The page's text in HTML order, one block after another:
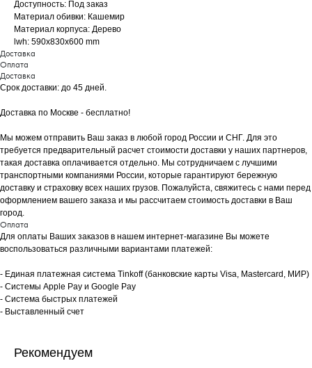
Доступность: Под заказ
Материал обивки: Кашемир
Материал корпуса: Дерево
lwh: 590x830x600 mm
Доставка
Оплата
Доставка
Срок доставки: до 45 дней.
Доставка по Москве - бесплатно!
Мы можем отправить Ваш заказ в любой город России и СНГ. Для это
требуется предварительный расчет стоимости доставки у наших партнеров,
такая доставка оплачивается отдельно. Мы сотрудничаем с лучшими
транспортными компаниями России, которые гарантируют бережную
доставку и страховку всех наших грузов. Пожалуйста, свяжитесь с нами перед
оформлением вашего заказа и мы рассчитаем стоимость доставки в Ваш
город.
Оплата
Для оплаты Ваших заказов в нашем интернет-магазине Вы можете
воспользоваться различными вариантами платежей:
- Eдиная платежная система Tinkoff (банковские карты Visa, Mastercard, МИР)
- Системы Apple Pay и Google Pay
- Система быстрых платежей
- Выставленный счет
Рекомендуем